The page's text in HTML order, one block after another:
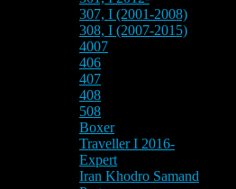
307, I (2001-2008)
308, I (2007-2015)
4007
406
407
408
508
Boxer
Traveller I 2016-
Expert
Iran Khodro Samand